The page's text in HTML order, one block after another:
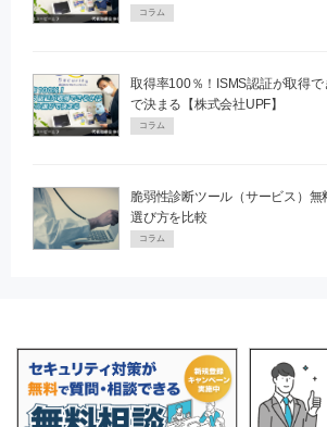
コラム
取得率100％！ISMS認証が取得
で決まる【株式会社UPF】
コラム
脆弱性診断ツール（サービス）無
選び方を比較
コラム